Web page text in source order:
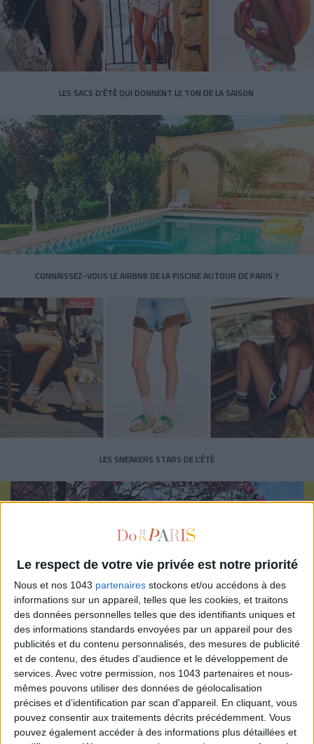
Le respect de votre vie privée est notre priorité
Nous et nos 1043 partenaires stockons et/ou accédons à des
informations sur un appareil, telles que les cookies, et traitons
des données personnelles telles que des identifiants uniques et
des informations standards envoyées par un appareil pour des
publicités et du contenu personnalisés, des mesures de publicité
et de contenu, des études d'audience et le développement de
services. Avec votre permission, nos 1043 partenaires et nous-
mêmes pouvons utiliser des données de géolocalisation
précises et d’identification par scan d'appareil. En cliquant, vous
pouvez consentir aux traitements décrits précédemment. Vous
pouvez également accéder à des informations plus détaillées et
LES SACS D’ÉTÉ QUI DONNENT LE TON DE LA SAISON
CONNAISSEZ-VOUS LE AIRBNB DE LA PISCINE AUTOUR DE PARIS ?
LES SNEAKERS STARS DE L’ÉTÉ
Inscrivez-vous à notre newsletter
S'INSCRIRE